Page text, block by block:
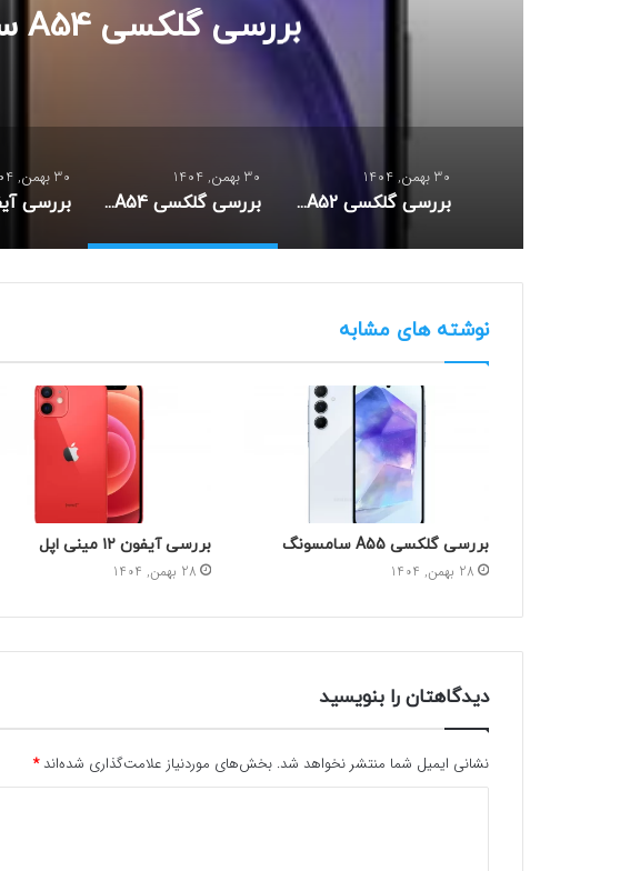
بررسی گلکسی A54 سامسونگ
30 بهمن, 1404
بررسی گلکسی A52 سامسونگ
30 بهمن, 1404
بررسی گلکسی A54 سامسونگ
30 بهمن, 1404
نوشته های مشابه
بررسی گلکسی A55 سامسونگ
28 بهمن, 1404
بررسی آیفون ۱۲ مینی اپل
28 بهمن, 1404
دیدگاهتان را بنویسید
نشانی ایمیل شما منتشر نخواهد شد. بخش‌های موردنیاز علامت‌گذاری شده‌اند*